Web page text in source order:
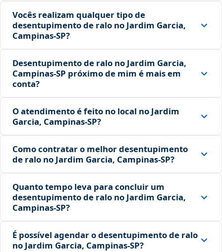
Vocês realizam qualquer tipo de
desentupimento de ralo no Jardim Garcia,
Campinas‑SP?
Desentupimento de ralo no Jardim Garcia,
Campinas‑SP próximo de mim é mais em
conta?
O atendimento é feito no local no Jardim
Garcia, Campinas‑SP?
Como contratar o melhor desentupimento
de ralo no Jardim Garcia, Campinas‑SP?
Quanto tempo leva para concluir um
desentupimento de ralo no Jardim Garcia,
Campinas‑SP?
É possível agendar o desentupimento de ralo
no Jardim Garcia, Campinas‑SP?